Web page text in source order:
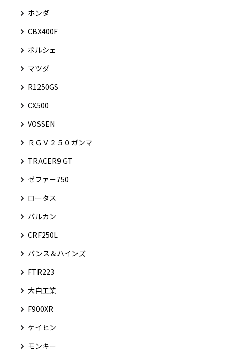
ホンダ
CBX400F
ポルシェ
マツダ
R1250GS
CX500
VOSSEN
ＲＧＶ２５０ガンマ
TRACER9 GT
ゼファー750
ロータス
バルカン
CRF250L
バンス＆ハインズ
FTR223
大自工業
F900XR
ケイヒン
モンキー